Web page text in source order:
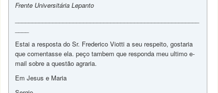
Frente Universitária Lepanto
Estai a resposta do Sr. Frederico Viotti a seu respeito, gostaria
que comentasse ela. peço tambem que responda meu ultimo e-
mail sobre a questão agraria.
Em Jesus e Maria